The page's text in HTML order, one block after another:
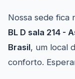
Nossa sede fica
BL D sala 214 -
Brasil, um local
conforto.